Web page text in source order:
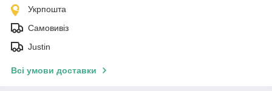
Укрпошта
Самовивіз
Justin
Всі умови доставки